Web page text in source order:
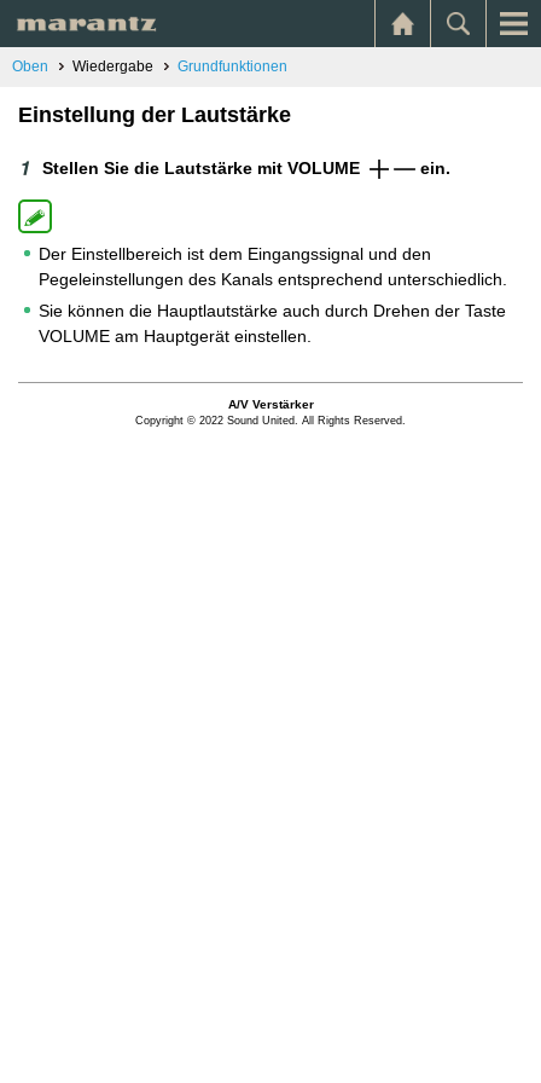
Oben Wiedergabe Grundfunktionen
Einstellung der Lautstärke
Stellen Sie die Lautstärke mit VOLUME ein.
Der Einstellbereich ist dem Eingangssignal und den
Pegeleinstellungen des Kanals entsprechend unterschiedlich.
Sie können die Hauptlautstärke auch durch Drehen der Taste
VOLUME am Hauptgerät einstellen.
A/V Verstärker
Copyright © 2022 Sound United. All Rights Reserved.